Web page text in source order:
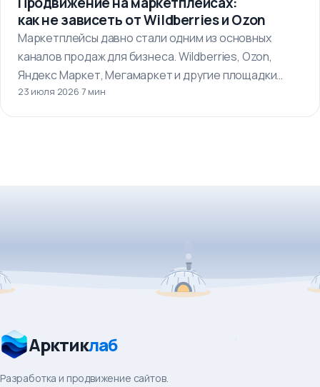
как не зависеть от Wildberries и Ozon
Маркетплейсы давно стали одним из основных
каналов продаж для бизнеса. Wildberries, Ozon,
Яндекс Маркет, Мегамаркет и другие площадки…
23 июля 2026·7 мин
Арктиклаб
Разработка и продвижение сайтов.